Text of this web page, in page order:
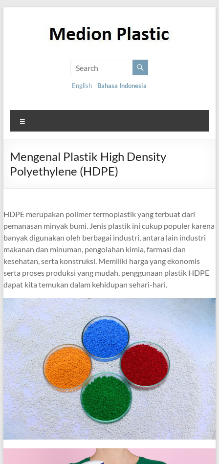
English Bahasa Indonesia
Mengenal Plastik High Density
Polyethylene (HDPE)
HDPE merupakan polimer termoplastik yang terbuat dari
pemanasan minyak bumi. Jenis plastik ini cukup populer karena
banyak digunakan oleh berbagai industri, antara lain industri
makanan dan minuman, pengolahan kimia, farmasi dan
kesehatan, serta konstruksi. Memiliki harga yang ekonomis
serta proses produksi yang mudah, penggunaan plastik HDPE
dapat kita temukan dalam kehidupan sehari-hari.